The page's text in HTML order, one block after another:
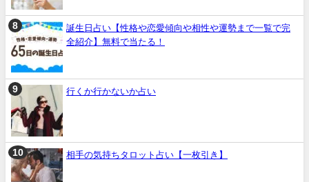
誕生日占い【性格や恋愛傾向や相性や運勢まで一覧で完
全紹介】無料で当たる！
行くか行かないか占い
相手の気持ちタロット占い【一枚引き】